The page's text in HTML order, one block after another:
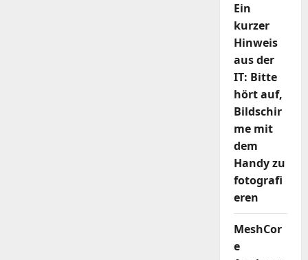
Ein
kurzer
Hinweis
aus der
IT: Bitte
hört auf,
Bildschir
me mit
dem
Handy zu
fotografi
eren
MeshCor
e